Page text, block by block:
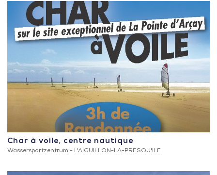
Char à voile, centre nautique
Wassersportzentrum - L'AIGUILLON-LA-PRESQU'ILE